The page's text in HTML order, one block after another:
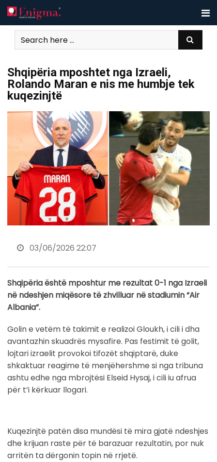
Skip
to
content
Shqipëria mposhtet nga Izraeli,
Rolando Maran e nis me humbje tek
kuqezinjtë
03/06/2026 22:07
Shqipëria është mposhtur me rezultat 0-1 nga Izraeli
në ndeshjen miqësore të zhvilluar në stadiumin “Air
Albania”.
Golin e vetëm të takimit e realizoi Gloukh, i cili i dha
avantazhin skuadrës mysafire. Pas festimit të golit,
lojtari izraelit provokoi tifozët shqiptarë, duke
shkaktuar reagime të menjëhershme si nga tribuna
ashtu edhe nga mbrojtësi Elseid Hysaj, i cili iu afrua
për t’i kërkuar llogari.
Kuqezinjtë patën disa mundësi të mira gjatë ndeshjes
dhe krijuan raste për të barazuar rezultatin, por nuk
arritën ta dërgonin topin në rrjetë.